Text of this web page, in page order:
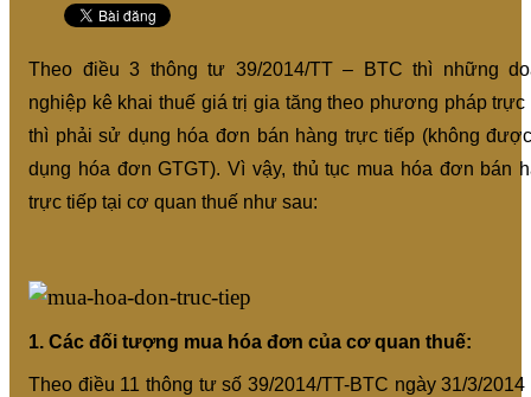
Theo điều 3 thông tư 39/2014/TT – BTC thì những
nghiệp kê khai thuế giá trị gia tăng theo phương pháp trực
thì phải sử dụng hóa đơn bán hàng trực tiếp (không
dụng hóa đơn GTGT). Vì vậy, thủ tục mua hóa đơn bán
trực tiếp tại cơ quan thuế như sau:
1. Các đối tượng mua hóa đơn của cơ quan thuế:
Theo điều 11 thông tư số 39/2014/TT-BTC ngày 31/3/2014